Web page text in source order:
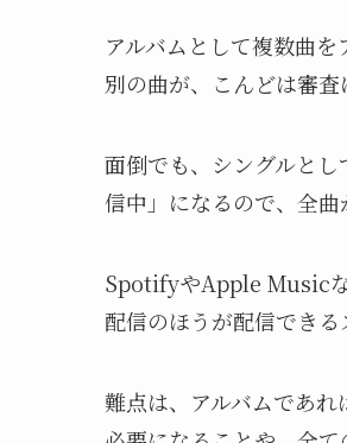
アルバムとして複数曲
別の曲が、こんどは審査
面倒でも、シングルと
信中」になるので、全曲
SpotifyやApple Musicな
配信のほうが配信できる
難点は、アルバムであ